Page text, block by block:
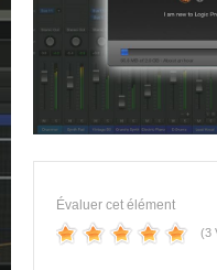
Évaluer cet élément
(3